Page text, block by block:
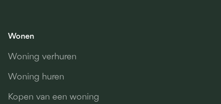
Wonen
Woning verhuren
Woning huren
Kopen van een woning